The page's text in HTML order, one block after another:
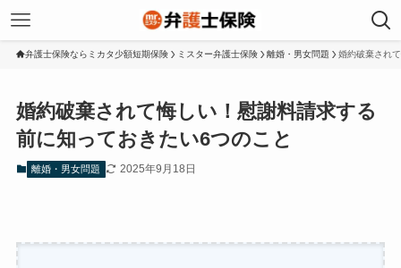
弁護士保険ならミカタ少額短期保険 ミスター弁護士保険 離婚・男女問題 婚約破棄され
婚約破棄されて悔しい！慰謝料請求する
前に知っておきたい6つのこと
離婚・男女問題 2025年9月18日